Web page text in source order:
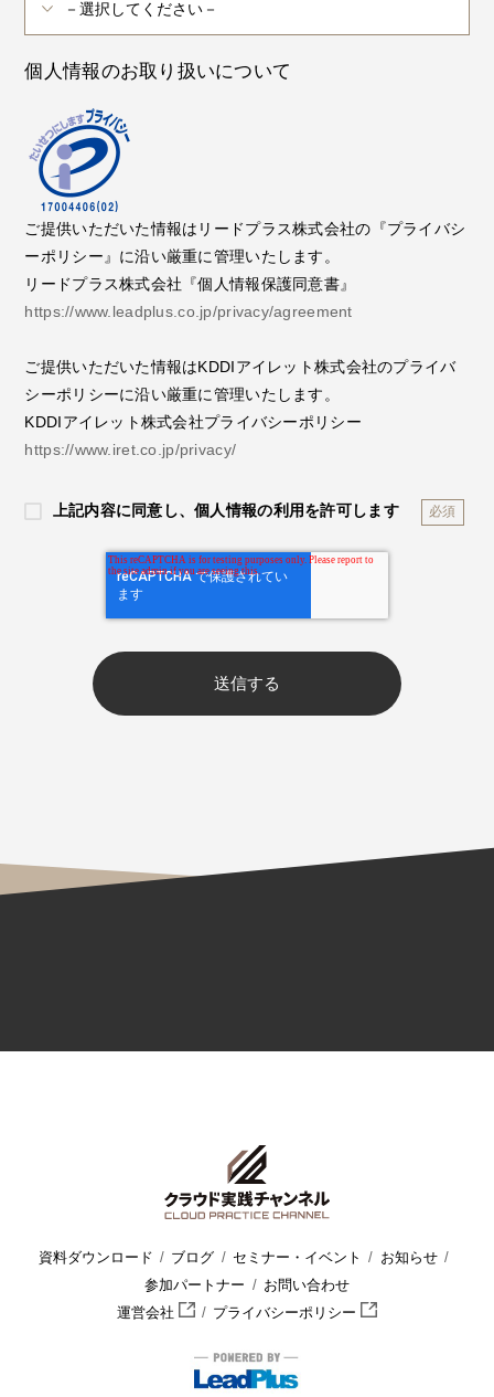
個人情報のお取り扱いについて
ご提供いただいた情報はリードプラス株式会社の『プライバシ
ーポリシー』に沿い厳重に管理いたします。
リードプラス株式会社『個人情報保護同意書』
https://www.leadplus.co.jp/privacy/agreement
ご提供いただいた情報はKDDIアイレット株式会社のプライバ
シーポリシーに沿い厳重に管理いたします。
KDDIアイレット株式会社プライバシーポリシー
https://www.iret.co.jp/privacy/
上記内容に同意し、個人情報の利用を許可します
資料ダウンロード ブログ セミナー・イベント
お知らせ
参加パートナー
お問い合わせ
運営会社
プライバシーポリシー